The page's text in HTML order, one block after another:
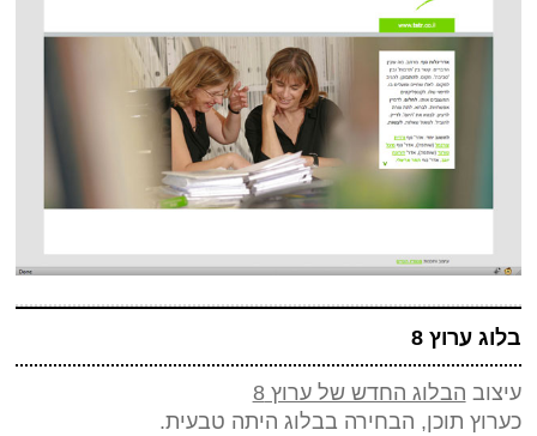
בלוג ערוץ 8
עיצוב הבלוג החדש של ערוץ 8
כערוץ תוכן, הבחירה בבלוג היתה טבעית.